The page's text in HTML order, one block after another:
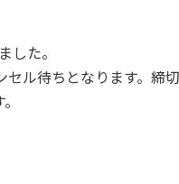
した。
ル待ちとなります。締